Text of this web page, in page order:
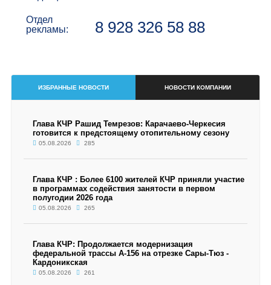
Отдел
рекламы:
8 928 326 58 88
ИЗБРАННЫЕ НОВОСТИ НОВОСТИ КОМПАНИИ
Глава КЧР Рашид Темрезов: Карачаево-Черкесия
готовится к предстоящему отопительному сезону
05.08.2026 285
Глава КЧР : Более 6100 жителей КЧР приняли участие
в программах содействия занятости в первом
полугодии 2026 года
05.08.2026 265
Глава КЧР: Продолжается модернизация
федеральной трассы А-156 на отрезке Сары-Тюз -
Кардоникская
05.08.2026 261